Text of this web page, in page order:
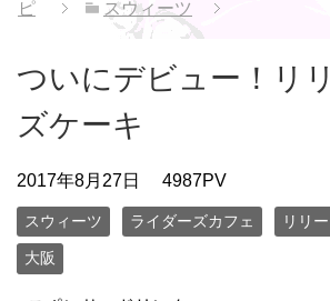
ピ
スウィーツ
ついにデビュー！リ
ズケーキ
2017年8月27日 4987PV
スウィーツ ライダーズカフェ リリー
大阪